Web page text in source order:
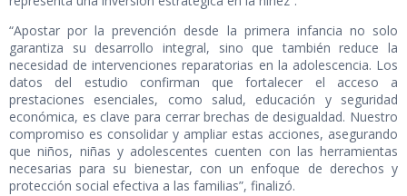
“Apostar por la prevención desde la primera infancia no solo
garantiza su desarrollo integral, sino que también reduce la
necesidad de intervenciones reparatorias en la adolescencia. Los
datos del estudio confirman que fortalecer el acceso a
prestaciones esenciales, como salud, educación y seguridad
económica, es clave para cerrar brechas de desigualdad. Nuestro
compromiso es consolidar y ampliar estas acciones, asegurando
que niños, niñas y adolescentes cuenten con las herramientas
necesarias para su bienestar, con un enfoque de derechos y
protección social efectiva a las familias”, finalizó.